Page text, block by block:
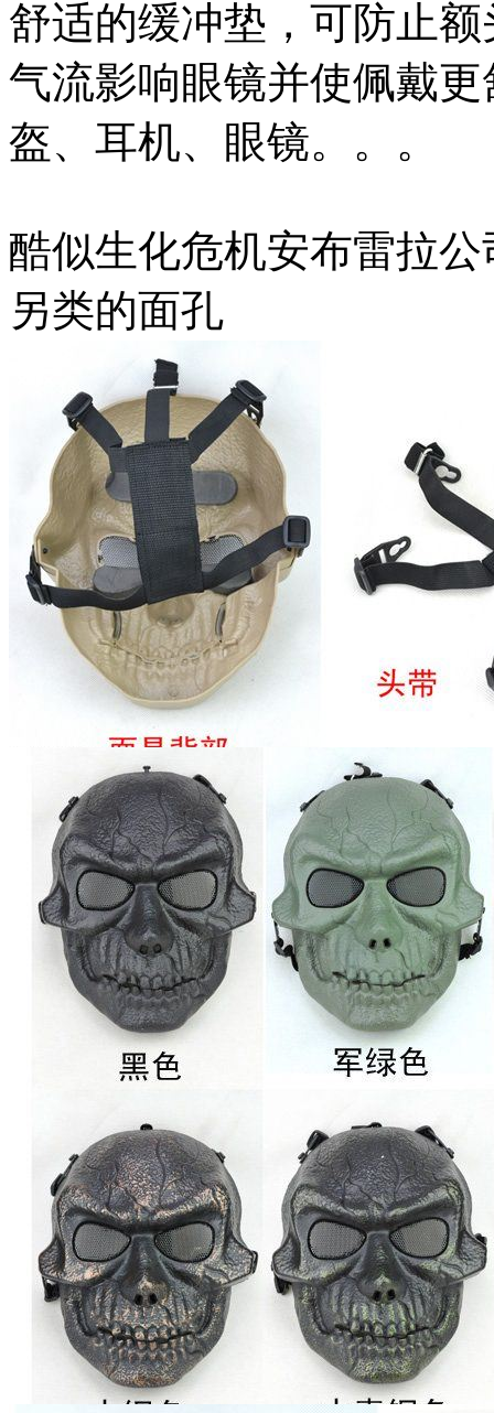
舒适的缓冲垫，可防止
气流影响眼镜并使佩戴
盔、耳机、眼镜。。。
酷似生化危机安布雷拉
另类的面孔